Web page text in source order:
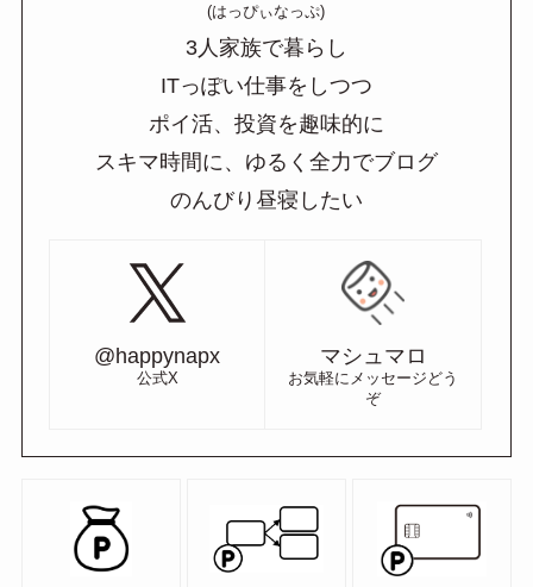
(はっぴぃなっぷ)
3人家族で暮らし
ITっぽい仕事をしつつ
ポイ活、投資を趣味的に
スキマ時間に、ゆるく全力でブログ
のんびり昼寝したい
@happynapx
公式X
マシュマロ
お気軽にメッセージどう
ぞ